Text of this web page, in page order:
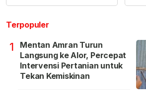
Terpopuler
1
Mentan Amran Turun
Langsung ke Alor, Percepat
Intervensi Pertanian untuk
Tekan Kemiskinan